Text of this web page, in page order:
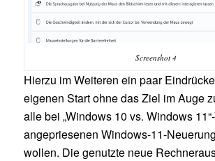
Screenshot 4
Hierzu im Weiteren ein paar
eigenen Start ohne das Ziel im Auge
alle bei „Windows 10 vs. Windows
angepriesenen Windows-11-
wollen. Die genutzte neue